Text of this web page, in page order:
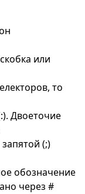
или
то
Двоеточие
(;)
обозначение
через #